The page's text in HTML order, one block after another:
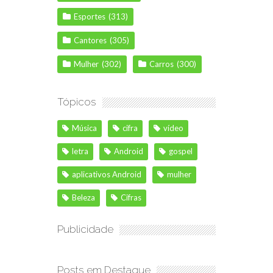
Esportes (313)
Cantores (305)
Mulher (302) Carros (300)
Tópicos
Música cifra vídeo
letra Android gospel
aplicativos Android mulher
Beleza Cifras
Publicidade
Posts em Destaque